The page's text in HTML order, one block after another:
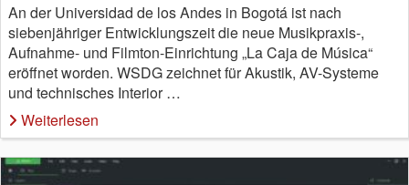
An der Universidad de los Andes in Bogotá ist nach
siebenjähriger Entwicklungszeit die neue Musikpraxis-,
Aufnahme- und Filmton-Einrichtung „La Caja de Música“
eröffnet worden. WSDG zeichnet für Akustik, AV-Systeme
und technisches Interior …
Weiterlesen